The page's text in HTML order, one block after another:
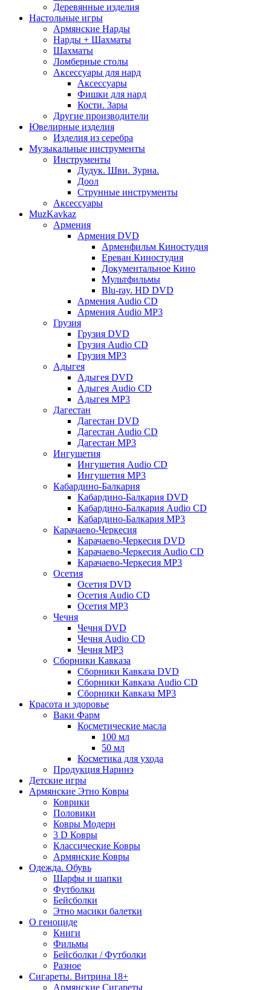
Деревянные изделия
Настольные игры
Армянские Нарды
Нарды + Шахматы
Шахматы
Ломберные столы
Аксессуары для нард
Аксессуары
Фишки для нард
Кости. Зары
Другие производители
Ювелирные изделия
Изделия из серебра
Музыкальные инструменты
Инструменты
Дудук. Шви. Зурна.
Доол
Струнные инструменты
Аксессуары
MuzKavkaz
Армения
Армения DVD
Арменфильм Киностудия
Ереван Киностудия
Документальное Кино
Мультфильмы
Blu-ray. HD DVD
Армения Audio CD
Армения Audio MP3
Грузия
Грузия DVD
Грузия Audio CD
Грузия MP3
Адыгея
Адыгея DVD
Адыгея Audio CD
Адыгея MP3
Дагестан
Дагестан DVD
Дагестан Audio CD
Дагестан MP3
Ингушетия
Ингушетия Audio CD
Ингушетия MP3
Кабардино-Балкария
Кабардино-Балкария DVD
Кабардино-Балкария Audio CD
Кабардино-Балкария MP3
Карачаево-Черкесия
Карачаево-Черкесия DVD
Карачаево-Черкесия Audio CD
Карачаево-Черкесия MP3
Осетия
Осетия DVD
Осетия Audio CD
Осетия MP3
Чечня
Чечня DVD
Чечня Audio CD
Чечня MP3
Сборники Кавказа
Сборники Кавказа DVD
Сборники Кавказа Audio CD
Сборники Кавказа MP3
Красота и здоровье
Ваки Фарм
Косметические масла
100 мл
50 мл
Косметика для ухода
Продукция Наринэ
Детские игры
Армянские Этно Ковры
Коврики
Половики
Ковры Модерн
3 D Ковры
Классические Ковры
Армянские Ковры
Одежда. Обувь
Шарфы и шапки
Футболки
Бейсболки
Этно масики балетки
О геноциде
Книги
Фильмы
Бейсболки / Футболки
Разное
Сигареты. Витрина 18+
Армянские Сигареты